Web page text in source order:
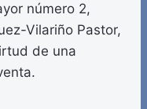
número 2,
Vilariño Pastor,
de una